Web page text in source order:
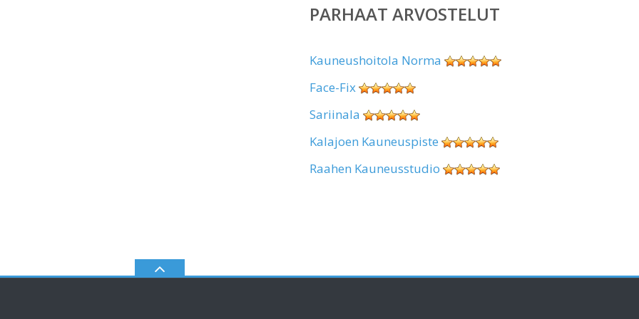
PARHAAT ARVOSTELUT
Kauneushoitola Norma
Face-Fix
Sariinala
Kalajoen Kauneuspiste
Raahen Kauneusstudio